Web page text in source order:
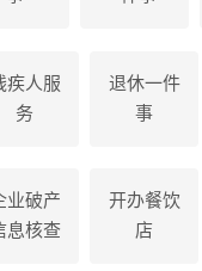
疾人服
务
退休一件
事
业破产
息核查
开办餐饮
店